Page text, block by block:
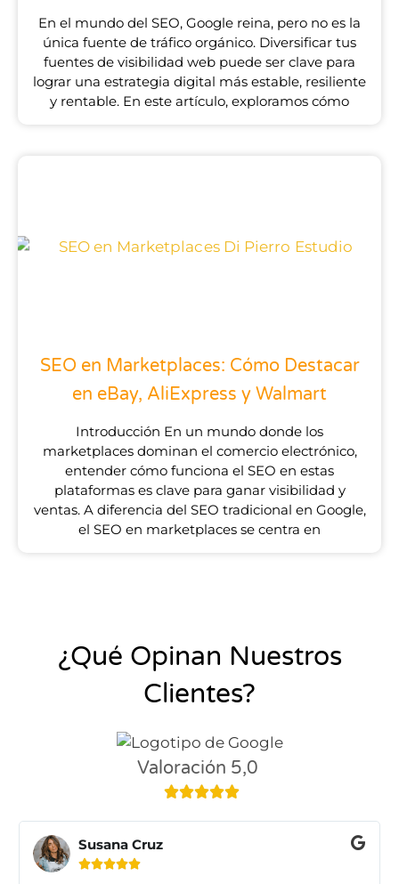
En el mundo del SEO, Google reina, pero no es la
única fuente de tráfico orgánico. Diversificar tus
fuentes de visibilidad web puede ser clave para
lograr una estrategia digital más estable, resiliente
y rentable. En este artículo, exploramos cómo
SEO en Marketplaces: Cómo Destacar
en eBay, AliExpress y Walmart
Introducción En un mundo donde los
marketplaces dominan el comercio electrónico,
entender cómo funciona el SEO en estas
plataformas es clave para ganar visibilidad y
ventas. A diferencia del SEO tradicional en Google,
el SEO en marketplaces se centra en
¿Qué Opinan Nuestros
Clientes?
Valoración 5,0

Susana Cruz
